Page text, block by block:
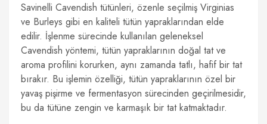
Savinelli Cavendish tütünleri, özenle seçilmiş Virginias
ve Burleys gibi en kaliteli tütün yapraklarından elde
edilir. İşlenme sürecinde kullanılan geleneksel
Cavendish yöntemi, tütün yapraklarının doğal tat ve
aroma profilini korurken, aynı zamanda tatlı, hafif bir tat
bırakır. Bu işlemin özelliği, tütün yapraklarının özel bir
yavaş pişirme ve fermentasyon sürecinden geçirilmesidir,
bu da tütüne zengin ve karmaşık bir tat katmaktadır.